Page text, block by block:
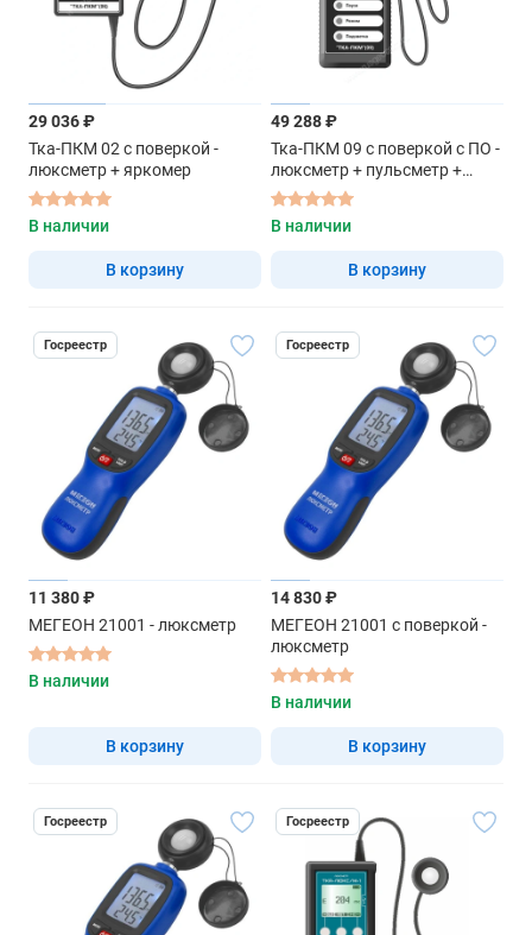
29 036 ₽
Тка-ПКМ 02 с поверкой -
люксметр + яркомер
В наличии
В корзину
49 288 ₽
Тка-ПКМ 09 с поверкой с ПО -
люксметр + пульсметр +
яркомер
В наличии
В корзину
Госреестр
11 380 ₽
МЕГЕОН 21001 - люксметр
В наличии
В корзину
Госреестр
14 830 ₽
МЕГЕОН 21001 с поверкой -
люксметр
В наличии
В корзину
Госреестр Госреестр